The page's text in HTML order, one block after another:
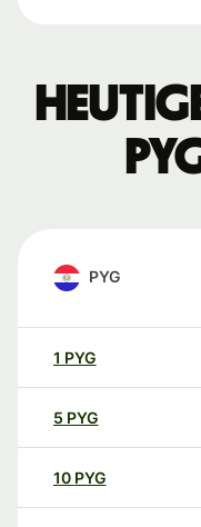
PYG
1 PYG
5 PYG
10 PYG